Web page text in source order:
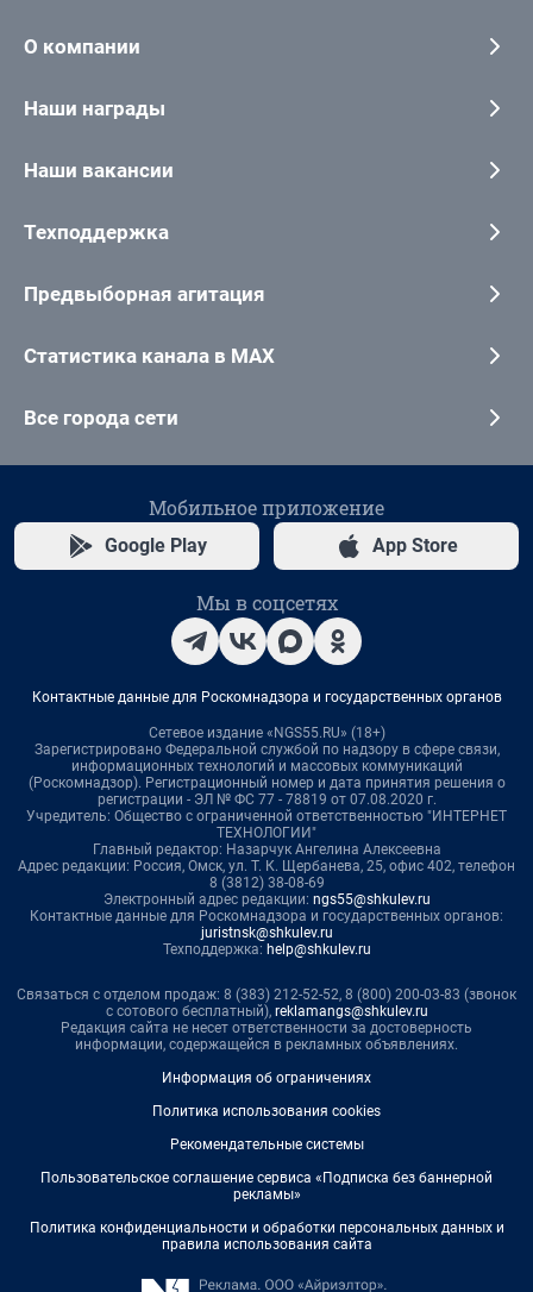
О компании
Наши награды
Наши вакансии
Техподдержка
Предвыборная агитация
Статистика канала в MAX
Все города сети
Мобильное приложение
Google Play App Store
Мы в соцсетях
Контактные данные для Роскомнадзора и государственных органов
Сетевое издание «NGS55.RU» (18+)
Зарегистрировано Федеральной службой по надзору в сфере связи,
информационных технологий и массовых коммуникаций
(Роскомнадзор). Регистрационный номер и дата принятия решения о
регистрации - ЭЛ № ФС 77 - 78819 от 07.08.2020 г.
Учредитель: Общество с ограниченной ответственностью "ИНТЕРНЕТ
ТЕХНОЛОГИИ"
Главный редактор: Назарчук Ангелина Алексеевна
Адрес редакции: Россия, Омск, ул. Т. К. Щербанева, 25, офис 402, телефон
8 (3812) 38-08-69
Электронный адрес редакции: ngs55@shkulev.ru
Контактные данные для Роскомнадзора и государственных органов:
juristnsk@shkulev.ru
Техподдержка: help@shkulev.ru
Связаться с отделом продаж: 8 (383) 212-52-52, 8 (800) 200-03-83 (звонок
с сотового бесплатный), reklamangs@shkulev.ru
Редакция сайта не несет ответственности за достоверность
информации, содержащейся в рекламных объявлениях.
Информация об ограничениях
Политика использования cookies
Рекомендательные системы
Пользовательское соглашение сервиса «Подписка без баннерной
рекламы»
Политика конфиденциальности и обработки персональных данных и
правила использования сайта